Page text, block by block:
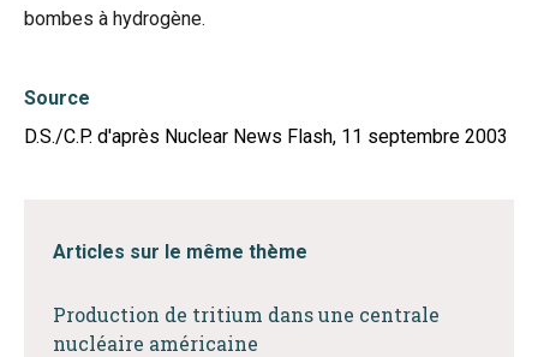
bombes à hydrogène.
Source
D.S./C.P. d'après Nuclear News Flash, 11 septembre 2003
Articles sur le même thème
Production de tritium dans une centrale
nucléaire américaine